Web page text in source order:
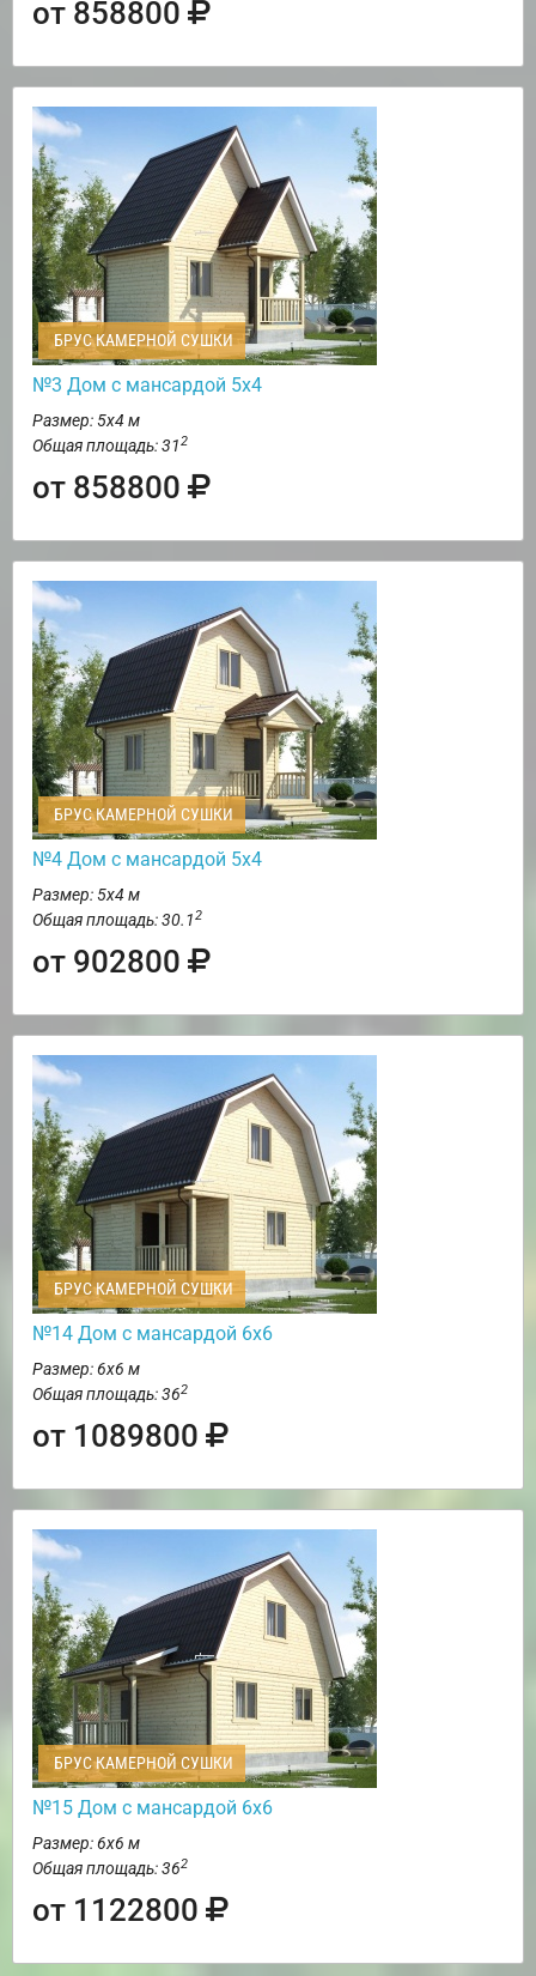
от 858800
БРУС КАМЕРНОЙ СУШКИ
№3 Дом с мансардой 5х4
Размер: 5х4 м
Общая площадь: 312
от 858800
БРУС КАМЕРНОЙ СУШКИ
№4 Дом с мансардой 5х4
Размер: 5х4 м
Общая площадь: 30.12
от 902800
БРУС КАМЕРНОЙ СУШКИ
№14 Дом с мансардой 6х6
Размер: 6х6 м
Общая площадь: 362
от 1089800
БРУС КАМЕРНОЙ СУШКИ
№15 Дом с мансардой 6х6
Размер: 6х6 м
Общая площадь: 362
от 1122800